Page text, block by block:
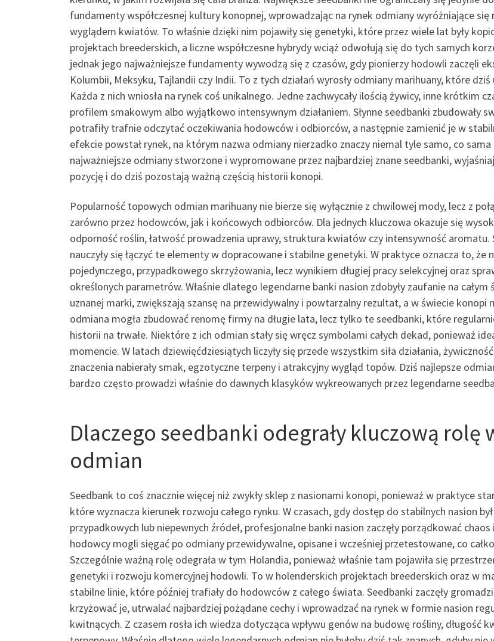
fundamenty współczesnej kultury konopnej, wprowadzając na rynek odmiany wyróżniające
wyglądem kwiatów. To właśnie dzięki nim pojawiły się genetyki, które przez wiele lat były
projektach breederskich, a liczne współczesne hybrydy wciąż odwołują się do tych samych
jednak jego najważniejsze fundamenty wywodzą się z czasów, gdy pionierzy hodowli zaczęli
Kolumbii, Meksyku, Tajlandii czy Indii. To z tych działań wyrosły odmiany marihuany, które
Każda z nich wniosła na rynek coś unikalnego. Jedne zachwycały ilością żywicy, inne krótkim
profilem smakowym albo wyjątkowo intensywnym działaniem. Słynne seedbanki zbudowały
potrafiły trafnie odczytać oczekiwania hodowców i odbiorców, a następnie zamienić je w
efekcie powstał rynek, na którym nazwa odmiany nierzadko znaczy niemal tyle samo, co
najważniejsze odmiany stworzone i wypromowane przez najbardziej znane seedbanki,
pozycję i do dziś pozostają ważną częścią historii konopi.
Popularność topowych odmian marihuany nie bierze się wyłącznie z chwilowej mody, lecz z
zarówno przez hodowców, jak i końcowych odbiorców. Dla jednych kluczowa okazuje się
odporność roślin, łatwość prowadzenia uprawy, struktura kwiatów czy intensywność aromatu.
nauczyły się łączyć te elementy w dopracowane i stabilne genetyki. W praktyce oznacza to,
pojedynczego, przypadkowego skrzyżowania, lecz wynikiem długiej pracy selekcyjnej oraz
określonych parametrów. Właśnie dlatego legendarne banki nasion zdobyły zaufanie na
uznanej marki, zwiększają szansę na przewidywalny i powtarzalny rezultat, a w świecie
odmiana mogła zbudować renomę firmy na długie lata, lecz tylko te seedbanki, które
historii na trwałe. Niektóre z ich odmian stały się wręcz symbolami całych dekad, ponieważ
momencie. W latach dziewięćdziesiątych liczyły się przede wszystkim siła działania,
znaczenia nabierały smak, egzotyczne terpeny i atrakcyjny wygląd topów. Dziś najlepsze
bardzo często prowadzi właśnie do dawnych klasyków wykreowanych przez legendarne
Dlaczego seedbanki odegrały kluczową rolę
odmian
Seedbank to coś znacznie więcej niż zwykły sklep z nasionami konopi, ponieważ w praktyce
które wyznacza kierunek rozwoju całego rynku. W czasach, gdy dostęp do stabilnych nasion
przypadkowych lub niepewnych źródeł, profesjonalne banki nasion zaczęły porządkować
hodowcy mogli sięgać po odmiany przewidywalne, opisane i wcześniej przetestowane, co
Szczególnie ważną rolę odegrała w tym Holandia, ponieważ właśnie tam pojawiła się
genetyki i rozwoju komercyjnej hodowli. To w holenderskich projektach breederskich oraz w
stabilne linie, które później trafiały do hodowców z całego świata. Seedbanki zaczęły
krzyżować je, utrwalać najbardziej pożądane cechy i wprowadzać na rynek w formie nasion
kwitnących. Z czasem rosła ich wiedza dotycząca wpływu genów na budowę rośliny, długość